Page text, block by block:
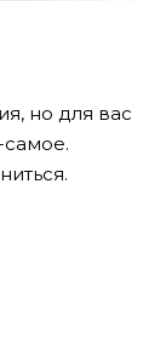
но для вас